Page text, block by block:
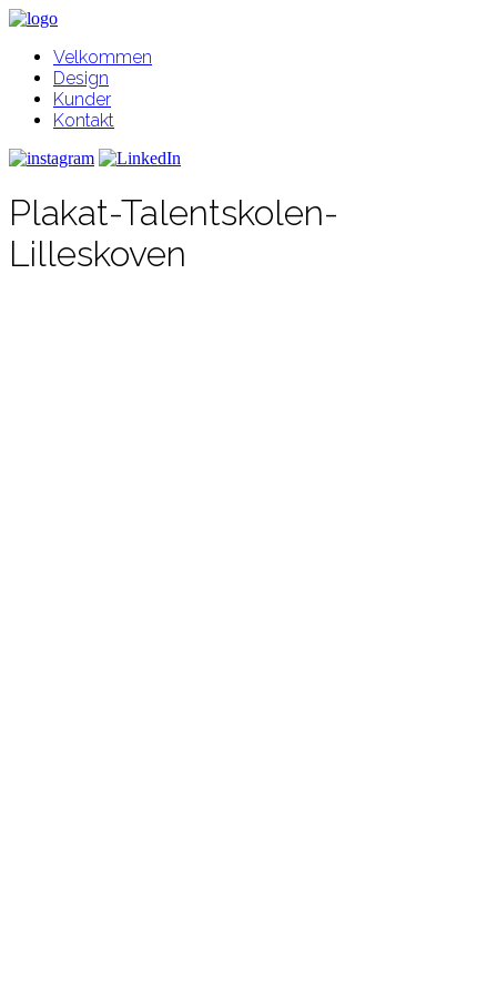
Velkommen
Design
Kunder
Kontakt
Plakat-Talentskolen-
Lilleskoven